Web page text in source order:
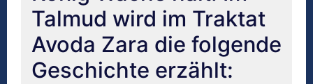
Talmud wird im Traktat
Avoda Zara die folgende
Geschichte erzählt: